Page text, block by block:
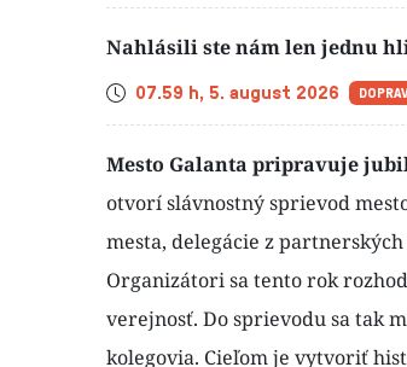
Čas
07.59 h, 5. august 2026
Nahlásili ste nám len jednu
Mesto Galanta pripravuje
otvorí slávnostný sprievod
mesta, delegácie z
Organizátori sa tento rok
verejnosť. Do sprievodu sa tak
kolegovia. Cieľom je vytvoriť